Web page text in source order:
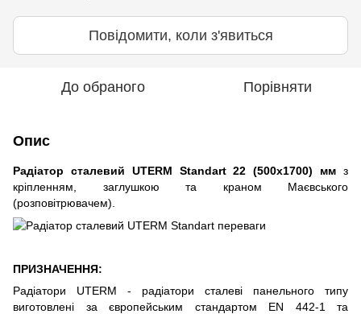
Повідомити, коли з'явиться
До обраного Порівняти
Опис
Радіатор сталевий UTERM Standart 22 (500x1700) мм з
кріпленням, заглушкою та краном Маєвського
(розповітрювачем).
ПРИЗНАЧЕННЯ:
Радіатори UTERM - радіатори сталеві панельного типу
виготовлені за європейським стандартом EN 442-1 та